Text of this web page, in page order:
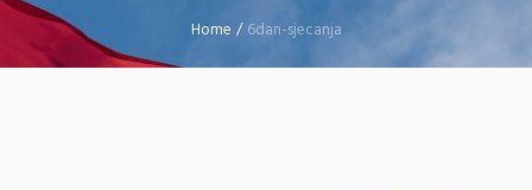
Home /6dan-sjecanja